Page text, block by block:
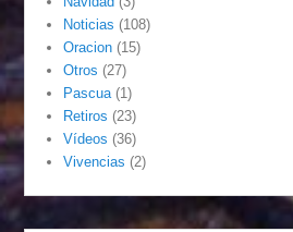
Noticias (108)
Oracion (15)
Otros (27)
Pascua (1)
Retiros (23)
Vídeos (36)
Vivencias (2)